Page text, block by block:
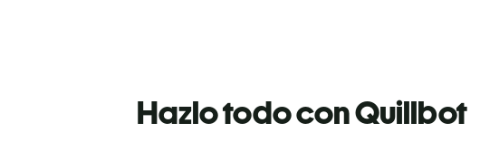
Hazlo todo con Quillbot